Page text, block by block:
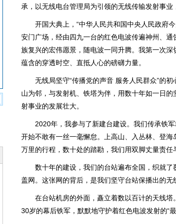
承，以无线电台管理局为引领的无线传输发射事业
开国大典上，“中华人民共和国中央人民政府今
安门广场，经由四九一台的红色电波传遍神州、
族复兴的宏伟愿景，随电波一同升腾。我第一次深
蕴含的穿透时空、直抵人心的磅礴力量。
无线局坚守“传播党的声音 服务人民群众”的初
山为邻，与发射机、铁塔为伴，用数十年如一日
射事业的发展壮大。
2020年，我参与了新建台建设。我们传承铁军
开始不敢有一丝一毫懈怠。上高山、入丛林、登
万里的行程，数十处的踏勘，我们用双脚丈量责任
数十年的建设，我们的台站遍布全国，织就了
盖网。这张网的背后，是我们坚守台站保播出的无
在台站机房的外面，矗立着数以百计的天线塔
30岁的幕后铁军，默默地守护着红色电波发射的“最